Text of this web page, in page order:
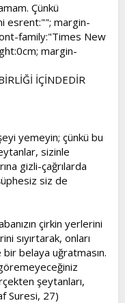
Çünkü
esrent:""; margin-
family:"Times New
margin-
İÇİNDEDİR
yemeyin; çünkü bu
sizinle
gizli-çağrılarda
siz de
çirkin yerlerini
sıyırtarak, onları
bir belaya uğratmasın.
şeytanları,
Suresi, 27)